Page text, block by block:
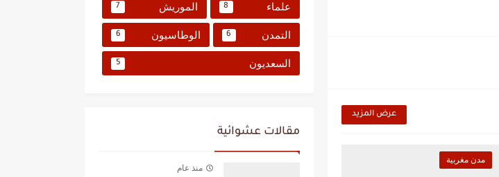
عرض المزيد
مدن مغربية
علماء 8 الموريش 7
التمدن 6 الوطاسيون 6
السعديون 5
مقالات عشوائية
منذ عام